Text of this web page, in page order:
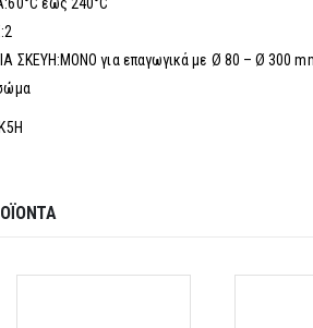
ΣΚΕΥΗ:ΜΟΝΟ για επαγωγικά με Ø 80 – Ø 300